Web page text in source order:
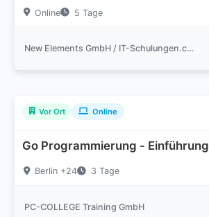
Online 5 Tage
New Elements GmbH / IT-Schulungen.com
Vor Ort Online
Go Programmierung - Einführung
Berlin +24 3 Tage
PC-COLLEGE Training GmbH